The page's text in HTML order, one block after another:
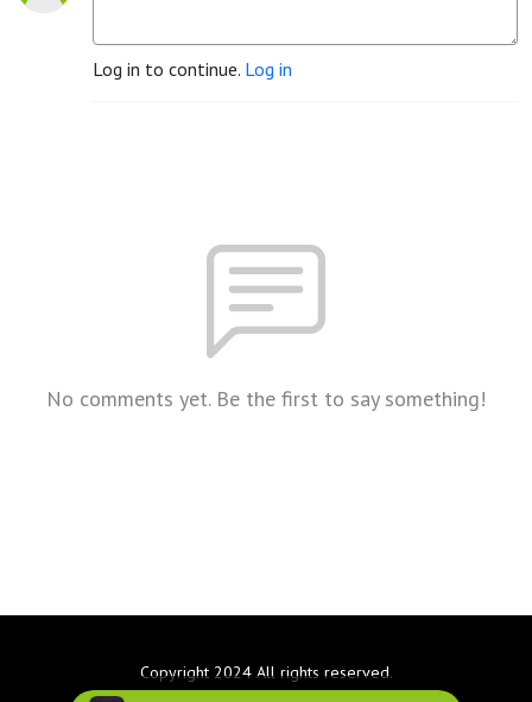
Log in to continue. Log in
No comments yet. Be the first to say something!
Copyright 2024 All rights reserved.